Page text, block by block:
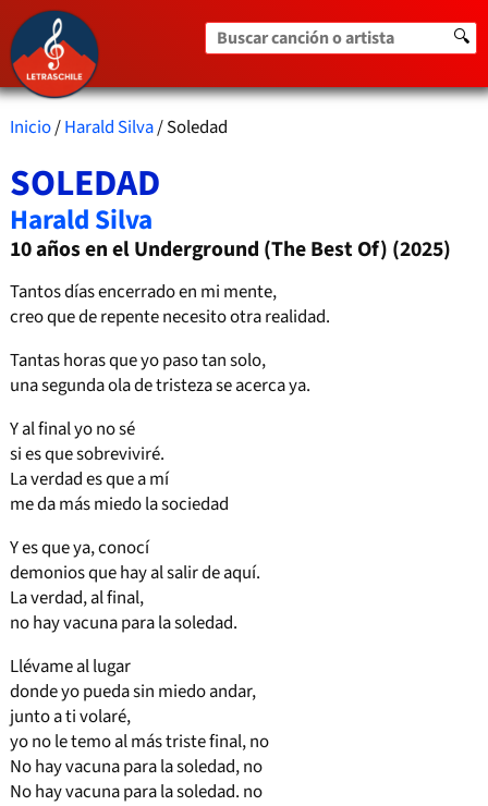
Buscar canción o artista 🔍
Inicio/Harald Silva/ Soledad
SOLEDAD
Harald Silva
10 años en el Underground (The Best Of) (2025)
Tantos días encerrado en mi mente,
creo que de repente necesito otra realidad.
Tantas horas que yo paso tan solo,
una segunda ola de tristeza se acerca ya.
Y al final yo no sé
si es que sobreviviré.
La verdad es que a mí
me da más miedo la sociedad
Y es que ya, conocí
demonios que hay al salir de aquí.
La verdad, al final,
no hay vacuna para la soledad.
Llévame al lugar
donde yo pueda sin miedo andar,
junto a ti volaré,
yo no le temo al más triste final, no
No hay vacuna para la soledad, no
No hay vacuna para la soledad. no